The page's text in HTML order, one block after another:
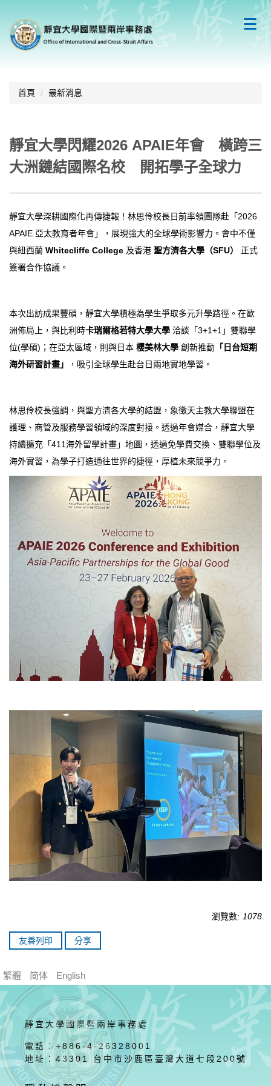
主
要
首頁
最新消息
靜宜大學閃耀2026 APAIE年會 橫跨三
大洲鏈結國際名校 開拓學子全球力
靜宜大學深耕國際化再傳捷報！林思伶校長日前率領團隊赴「2026
APAIE 亞太教育者年會」，展現強大的全球學術影響力。會中不僅
與紐西蘭 Whitecliffe College 及香港 聖方濟各大學（SFU）
正式
簽署合作協議。
本次出訪成果豐碩，靜宜大學積極為學生爭取多元升學路徑。在歐
洲佈局上，與比利時卡瑞爾格若特大學大學 洽談「3+1+1」雙聯學
位(學碩)；在亞太區域，則與日本 櫻美林大學 創新推動 「日台短期
海外研習計畫」
，吸引全球學生赴台日兩地實地學習。
林思伶校長強調，與聖方濟各大學的結盟，象徵天主教大學聯盟在
護理、商管及服務學習領域的深度對接。透過年會媒合，靜宜大學
持續擴充「411海外留學計畫」地圖，透過免學費交換、雙聯學位及
海外實習，為學子打造通往世界的捷徑，厚植未來競爭力。
瀏覽數: 1078
友善列印 分享
繁體 简体 English
靜宜大學國際暨兩岸事務處
電話：+886-4-26328001
地址：43301 台中市沙鹿區臺灣大道七段200號